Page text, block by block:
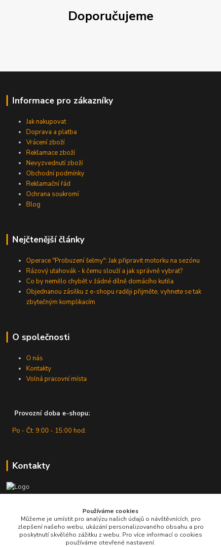
Doporučujeme
Informace pro zákazníky
Jak nakupovat
Doprava a platba
Vrácení zboží
Reklamace zboží
Nevyzvednutí zboží
Obchodní podmínky
Reklamační řád
Ochrana soukromí
Blog
Nejčtenější články
Operace "Probuzení šelmy": Jak připravit motorku na sezónu
Rázový utahovák - k čemu slouží a jak správně vybrat?
Co by nemělo chybět v žádné dílně domácího kutila
Objednanou zásilku z e-shopu raději přijměte, vyhnete se tak
zbytečným komplikacím
O společnosti
O nás
Kontakty
Volná pracovní místa
Provozní doba e-shopu:
Po - Čt: 9:00 - 15:00 hod.
Kontakty
+420 607 430 416
(Po - Čt: 9 - 15 hod.)
info@pro-dilnu.cz
Používáme cookies
Můžeme je umístit pro analýzu našich údajů o návštěvnících, pro
zlepšení našeho webu, ukázání personalizovaného obsahu a pro
poskytnutí skvělého zážitku z webu. Pro více informací o cookies
používáme otevřené nastavení.